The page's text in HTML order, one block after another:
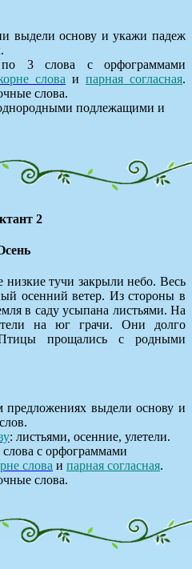
выдели основу и укажи падеж
3 слова с орфограммами
слова и парная согласная.
слова.
подлежащими и
2
тучи закрыли небо. Весь
осенний ветер. Из стороны в
в саду усыпана листьями. На
на юг грачи. Они долго
прощались с родными
предложениях выдели основу и
: листьями, осенние, улетели.
с орфограммами
слова и парная согласная.
слова.